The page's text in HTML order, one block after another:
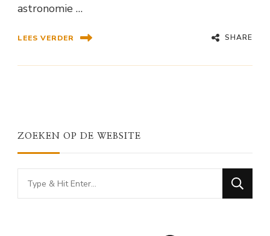
astronomie …
LEES VERDER SHARE
ZOEKEN OP DE WEBSITE
Looking
for